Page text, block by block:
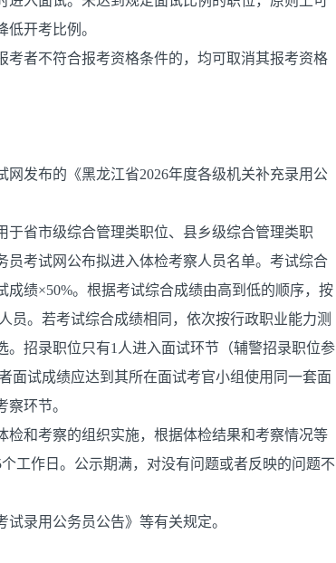
开考比例。
者不符合报考资格条件的，均可取消其报考资格
发布的《黑龙江省2026年度各级机关补充录用公
省市级综合管理类职位、县乡级综合管理类职
考试网公布拟进入体检考察人员名单。考试综合
成绩×50%。根据考试综合成绩由高到低的顺序，按
员。若考试综合成绩相同，依次按行政职业能力测
招录职位只有1人进入面试环节（辅警招录职位参
面试成绩应达到其所在面试考官小组使用同一套面
察环节。
和考察的组织实施，根据体检结果和考察情况等
工作日。公示期满，对没有问题或者反映的问题不
试录用公务员公告》等有关规定。